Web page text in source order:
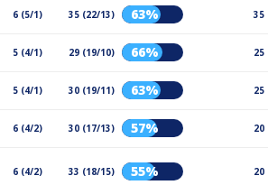
6 (5/1) 35 (22/13) 63% 35
5 (4/1) 29 (19/10) 66% 25
5 (4/1) 30 (19/11) 63% 25
6 (4/2) 30 (17/13) 57% 20
6 (4/2) 33 (18/15) 55% 20